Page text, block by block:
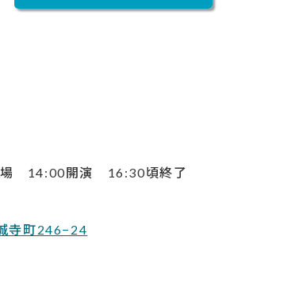
場 14:00開演 16:30頃終了
寺町246−24